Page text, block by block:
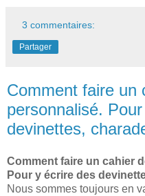
3 commentaires:
Partager
Comment faire un
personnalisé.
devinettes,
Comment faire un cahier
Pour y écrire des
Nous sommes toujours en